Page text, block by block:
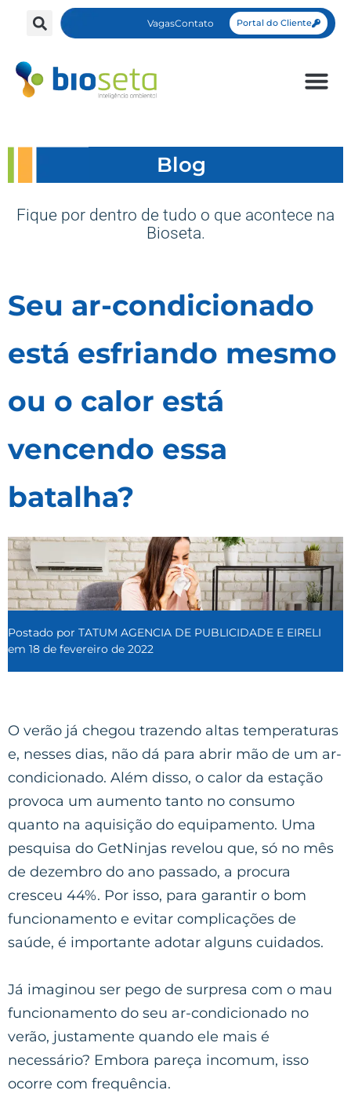
VagasContato Portal do Cliente
Blog
Fique por dentro de tudo o que acontece na
Bioseta.
Seu ar-condicionado
está esfriando mesmo
ou o calor está
vencendo essa
batalha?
Postado por TATUM AGENCIA DE PUBLICIDADE E EIRELI
em 18 de fevereiro de 2022
O verão já chegou trazendo altas temperaturas
e, nesses dias, não dá para abrir mão de um ar-
condicionado. Além disso, o calor da estação
provoca um aumento tanto no consumo
quanto na aquisição do equipamento. Uma
pesquisa do GetNinjas revelou que, só no mês
de dezembro do ano passado, a procura
cresceu 44%. Por isso, para garantir o bom
funcionamento e evitar complicações de
saúde, é importante adotar alguns cuidados.
Já imaginou ser pego de surpresa com o mau
funcionamento do seu ar-condicionado no
verão, justamente quando ele mais é
necessário? Embora pareça incomum, isso
ocorre com frequência.